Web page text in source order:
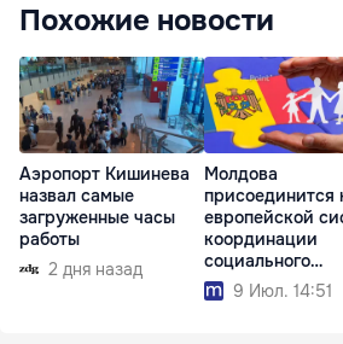
Похожие новости
Аэропорт Кишинева
назвал самые
загруженные часы
работы
2 дня назад
Молдова
присоединится
европейской
координации
социального
обеспечения
9 Июл. 14:51